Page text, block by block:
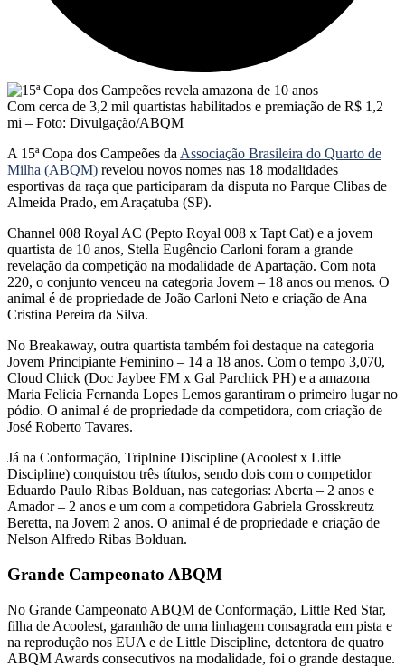
Com cerca de 3,2 mil quartistas habilitados e premiação de R$ 1,2
mi – Foto: Divulgação/ABQM
A 15ª Copa dos Campeões da Associação Brasileira do Quarto de
Milha (ABQM) revelou novos nomes nas 18 modalidades
esportivas da raça que participaram da disputa no Parque Clibas de
Almeida Prado, em Araçatuba (SP).
Channel 008 Royal AC (Pepto Royal 008 x Tapt Cat) e a jovem
quartista de 10 anos, Stella Eugêncio Carloni foram a grande
revelação da competição na modalidade de Apartação. Com nota
220, o conjunto venceu na categoria Jovem – 18 anos ou menos. O
animal é de propriedade de João Carloni Neto e criação de Ana
Cristina Pereira da Silva.
No Breakaway, outra quartista também foi destaque na categoria
Jovem Principiante Feminino – 14 a 18 anos. Com o tempo 3,070,
Cloud Chick (Doc Jaybee FM x Gal Parchick PH) e a amazona
Maria Felicia Fernanda Lopes Lemos garantiram o primeiro lugar no
pódio. O animal é de propriedade da competidora, com criação de
José Roberto Tavares.
Já na Conformação, Triplnine Discipline (Acoolest x Little
Discipline) conquistou três títulos, sendo dois com o competidor
Eduardo Paulo Ribas Bolduan, nas categorias: Aberta – 2 anos e
Amador – 2 anos e um com a competidora Gabriela Grosskreutz
Beretta, na Jovem 2 anos. O animal é de propriedade e criação de
Nelson Alfredo Ribas Bolduan.
Grande Campeonato ABQM
No Grande Campeonato ABQM de Conformação, Little Red Star,
filha de Acoolest, garanhão de uma linhagem consagrada em pista e
na reprodução nos EUA e de Little Discipline, detentora de quatro
ABQM Awards consecutivos na modalidade, foi o grande destaque.